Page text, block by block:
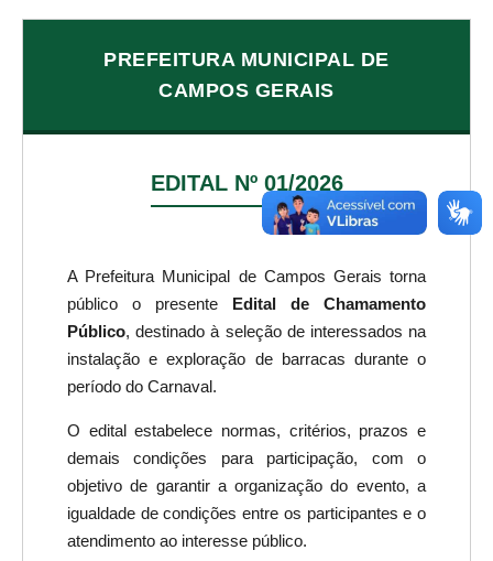
PREFEITURA MUNICIPAL DE
CAMPOS GERAIS
EDITAL Nº 01/2026
A Prefeitura Municipal de Campos Gerais torna
público o presente Edital de Chamamento
Público, destinado à seleção de interessados na
instalação e exploração de barracas durante o
período do Carnaval.
O edital estabelece normas, critérios, prazos e
demais condições para participação, com o
objetivo de garantir a organização do evento, a
igualdade de condições entre os participantes e o
atendimento ao interesse público.